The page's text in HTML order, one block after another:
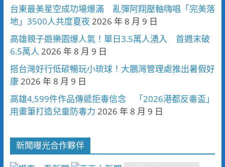
台東最美星空成功場爆滿 亂彈阿翔壓軸嗨唱「完美落
地」3500人共度夏夜 2026 年 8 月 9 日
高雄親子遊樂園爆人氣！單日3.5萬人湧入 首週末破
6.5萬人 2026 年 8 月 9 日
搭台灣好行低碳暢玩小琉球！大鵬灣管理處推出暑假好
康2026 年 8 月 9 日
高雄4,599件作品傳遞拒毒信念 「2026港都反毒盃」
用畫筆打造兒童防毒力 2026 年 8 月 9 日
新聞曝光合作夥伴